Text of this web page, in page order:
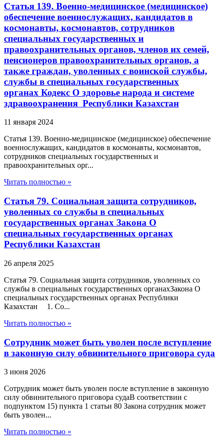
Статья 139. Военно-медицинское (медицинское)
обеспечение военнослужащих, кандидатов в
космонавты, космонавтов, сотрудников
специальных государственных и
правоохранительных органов, членов их семей,
пенсионеров правоохранительных органов, а
также граждан, уволенных с воинской службы,
службы в специальных государственных
органах Кодекс О здоровье народа и системе
здравоохранения Республики Казахстан
11 января 2024
Статья 139. Военно-медицинское (медицинское) обеспечение
военнослужащих, кандидатов в космонавты, космонавтов,
сотрудников специальных государственных и
правоохранительных орг...
Читать полностью »
Статья 79. Социальная защита сотрудников,
уволенных со службы в специальных
государственных органах Закона О
специальных государственных органах
Республики Казахстан
26 апреля 2025
Статья 79. Социальная защита сотрудников, уволенных со
службы в специальных государственных органахЗакона О
специальных государственных органах Республики
Казахстан 1. Со...
Читать полностью »
Сотрудник может быть уволен после вступление
в законную силу обвинительного приговора суда
3 июня 2026
Сотрудник может быть уволен после вступление в законную
силу обвинительного приговора судаВ соответствии с
подпунктом 15) пункта 1 статьи 80 Закона сотрудник может
быть уволен...
Читать полностью »